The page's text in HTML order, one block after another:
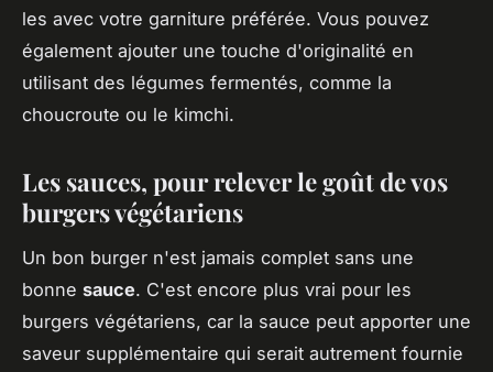
les avec votre garniture préférée. Vous pouvez
également ajouter une touche d'originalité en
utilisant des légumes fermentés, comme la
choucroute ou le kimchi.
Les sauces, pour relever le goût de vos
burgers végétariens
Un bon burger n'est jamais complet sans une
bonne sauce. C'est encore plus vrai pour les
burgers végétariens, car la sauce peut apporter une
saveur supplémentaire qui serait autrement fournie